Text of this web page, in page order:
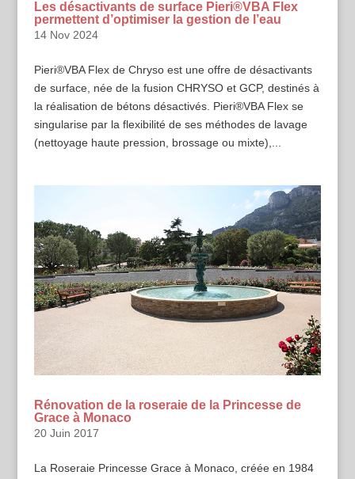
Les désactivants de surface Pieri®VBA Flex
permettent d’optimiser la gestion de l’eau
14 Nov 2024
Pieri®VBA Flex de Chryso est une offre de désactivants
de surface, née de la fusion CHRYSO et GCP, destinés à
la réalisation de bétons désactivés. Pieri®VBA Flex se
singularise par la flexibilité de ses méthodes de lavage
(nettoyage haute pression, brossage ou mixte),...
Rénovation de la roseraie de la Princesse de
Grace à Monaco
20 Juin 2017
La Roseraie Princesse Grace à Monaco, créée en 1984